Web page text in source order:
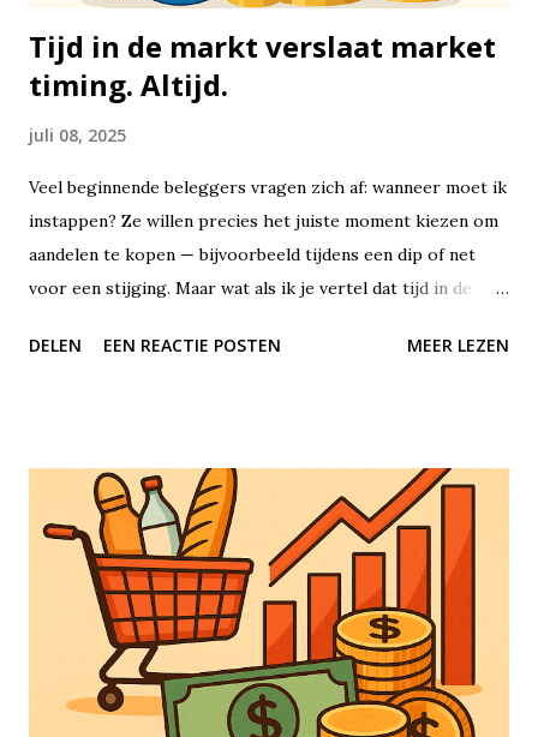
zorgv...
Tijd in de markt verslaat market
timing. Altijd.
juli 08, 2025
Veel beginnende beleggers vragen zich af: wanneer moet ik
instappen? Ze willen precies het juiste moment kiezen om
aandelen te kopen — bijvoorbeeld tijdens een dip of net
voor een stijging. Maar wat als ik je vertel dat tijd in de
timen van de markt? Beleggen draait niet om perfecte
markt betekent dat je je geld lange tijd belegd laat staan. Je
koopt bijvoorbeeld aandelen of ETF’s en in plaats van
steeds in en uit te stappen, laat je het gewoon staan — jaar
in, jaar uit. Het idee is simpel: hoe langer je belegd blijft,
hoe groter de kans dat je rendement zich opstapelt. Aan de
andere kant staat het concept van timing de markt:
proberen op het perfecte moment in of uit te stappen.
Hoewel dat aantrekkelijk klinkt, lukt het vrijwel niemand
DELEN EEN REACTIE POSTEN MEER LEZEN